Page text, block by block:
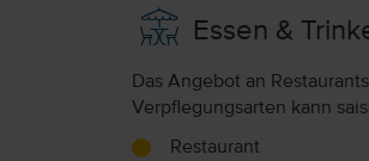
Essen &
Das Angebot an
Verpflegungsarten kann
Restaurant